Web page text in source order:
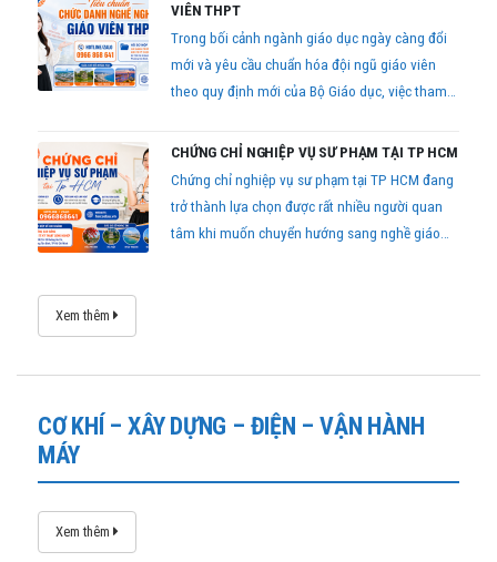
VIÊN THPT
Trong bối cảnh ngành giáo dục ngày càng đổi
mới và yêu cầu chuẩn hóa đội ngũ giáo viên
theo quy định mới của Bộ Giáo dục, việc tham
giáo viên THPT đang trở thành nhu cầu cần
thiết đối với nhiều giáo viên trên toàn quốc.
CHỨNG CHỈ NGHIỆP VỤ SƯ PHẠM TẠI TP HCM
Chứng chỉ nghiệp vụ sư phạm tại TP HCM đang
trở thành lựa chọn được rất nhiều người quan
tâm khi muốn chuyển hướng sang nghề giáo
Xem thêm
CƠ KHÍ – XÂY DỰNG – ĐIỆN – VẬN HÀNH
MÁY
Xem thêm